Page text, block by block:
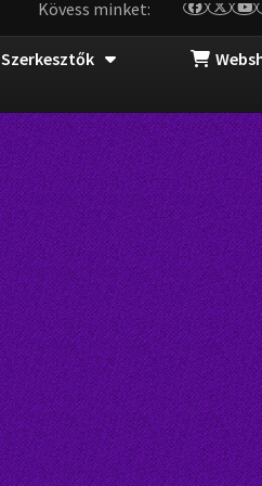
Kövess minket:
Szerkesztők